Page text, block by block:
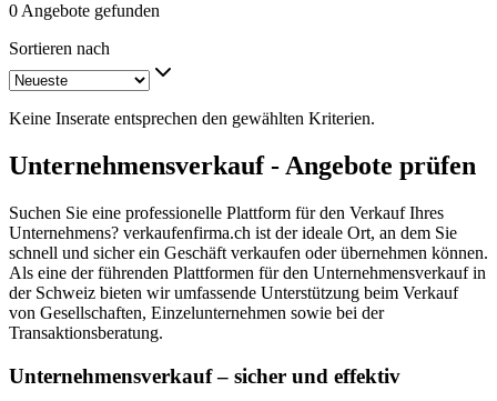
0 Angebote gefunden
Sortieren nach
Keine Inserate entsprechen den gewählten Kriterien.
Unternehmensverkauf - Angebote prüfen
Suchen Sie eine professionelle Plattform für den Verkauf Ihres
Unternehmens? verkaufenfirma.ch ist der ideale Ort, an dem Sie
schnell und sicher ein Geschäft verkaufen oder übernehmen können.
Als eine der führenden Plattformen für den Unternehmensverkauf in
der Schweiz bieten wir umfassende Unterstützung beim Verkauf
von Gesellschaften, Einzelunternehmen sowie bei der
Transaktionsberatung.
Unternehmensverkauf – sicher und effektiv